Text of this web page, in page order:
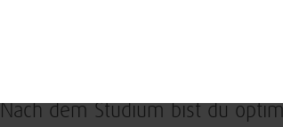
Nach dem Studium bist du